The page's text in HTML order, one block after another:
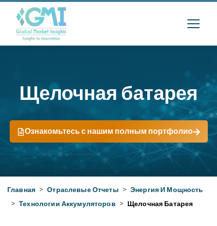
Щелочная батарея
Ознакомьтесь с нашим полным портфолио
Главная > Отраслевые Отчеты > Энергия И Мощность
> Технологии Аккумуляторов > Щелочная Батарея